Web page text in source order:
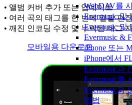
WebDAV를
Evermusic
Evermusic
Evermusic &
iPhone 또는
iPhone에서
Evermusic과
Evermusic를
Evermusic와
방법
• 앨범 커버 추가 또는 업데이트
• 여러 곡의 태그를 한 번에 일괄 편
• 깨진 인코딩 수정 및 누락된 태그
모바일용 다운로드